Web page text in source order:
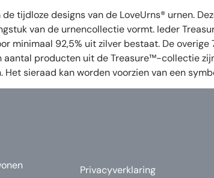
tijdloze designs van de LoveUrns® urnen.
van de urnencollectie vormt. Ieder
minimaal 92,5% uit zilver bestaat. De
aantal producten uit de Treasure™-collectie
sieraad kan worden voorzien van een
Privacyverklaring